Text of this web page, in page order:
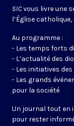
SICvous livre une
l’Église
Au programme :
- Les temps forts
- L’actualité des
- Les initiatives
- Les grands
pour la société
Un journal tout en
pour rester